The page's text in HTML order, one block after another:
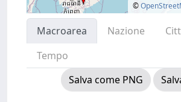
©
Macroarea Nazione
Tempo
Salva come PNG